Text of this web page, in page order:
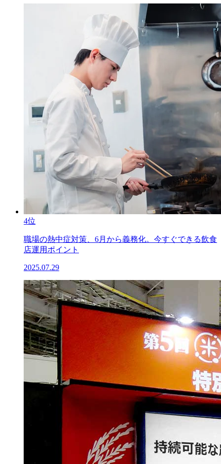
4位
職場の熱中症対策、6月から義務化。今すぐできる飲食
店運用ポイント
2025.07.29